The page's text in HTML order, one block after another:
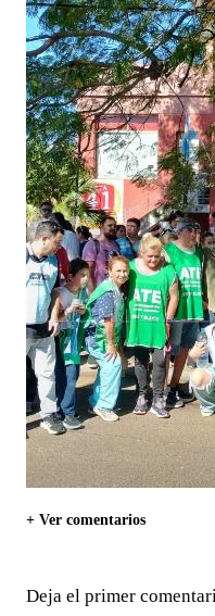
+ Ver comentarios
Deja el primer